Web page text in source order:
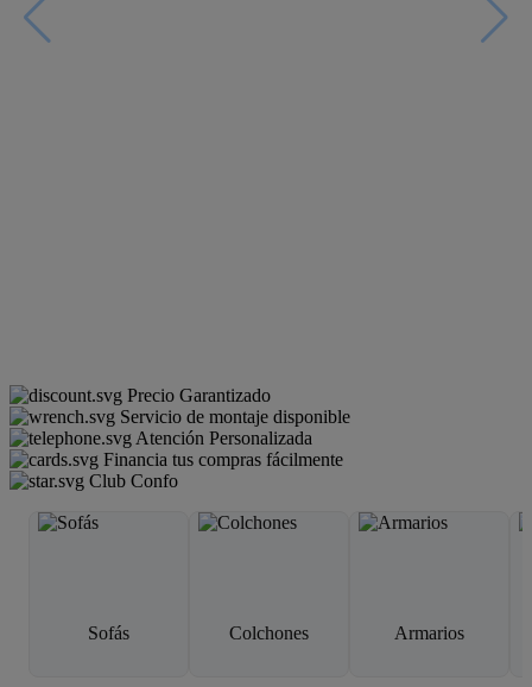
Precio Garantizado
Servicio de montaje disponible
Atención Personalizada
Financia tus compras fácilmente
Club Confo
Sofás Colchones Armarios